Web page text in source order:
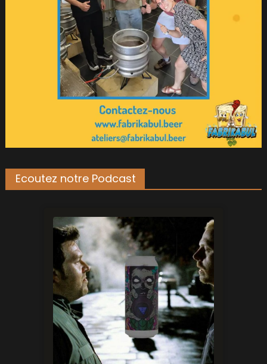
Ecoutez notre Podcast